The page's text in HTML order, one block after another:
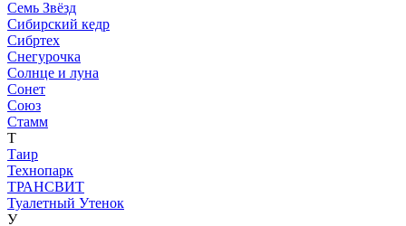
Семь Звёзд
Сибирский кедр
Сибртех
Снегурочка
Солнце и луна
Сонет
Союз
Стамм
Т
Таир
Технопарк
ТРАНСВИТ
Туалетный Утенок
У